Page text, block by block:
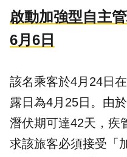
啟動加強型自主
6月6日
該名乘客於4月24日
露日為4月25日。由
潛伏期可達42天，疾
求該旅客必須接受「